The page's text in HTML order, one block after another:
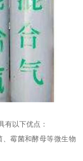
有以下优点：
霉菌和酵母等微生物